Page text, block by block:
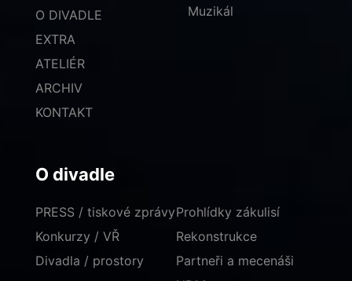
O DIVADLE
EXTRA
ATELIÉR
ARCHIV
KONTAKT
Muzikál
O divadle
PRESS / tiskové zprávy
Konkurzy / VŘ
Divadla / prostory
Prohlídky zákulisí
Rekonstrukce
Partneři a mecenáši